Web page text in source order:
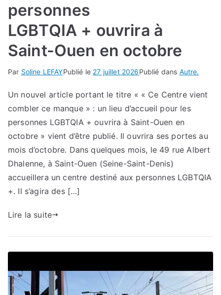
personnes
LGBTQIA + ouvrira à
Saint-Ouen en octobre
Par Soline LEFAYPublié le 27 juillet 2026Publié dans Autre.
Un nouvel article portant le titre « « Ce Centre vient
combler ce manque » : un lieu d’accueil pour les
personnes LGBTQIA + ouvrira à Saint-Ouen en
octobre » vient d’être publié. Il ouvrira ses portes au
mois d’octobre. Dans quelques mois, le 49 rue Albert
Dhalenne, à Saint-Ouen (Seine-Saint-Denis)
accueillera un centre destiné aux personnes LGBTQIA
+. Il s’agira des […]
Lire la suite